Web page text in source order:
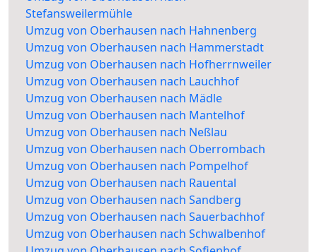
Stefansweilermühle
Umzug von Oberhausen nach Hahnenberg
Umzug von Oberhausen nach Hammerstadt
Umzug von Oberhausen nach Hofherrnweiler
Umzug von Oberhausen nach Lauchhof
Umzug von Oberhausen nach Mädle
Umzug von Oberhausen nach Mantelhof
Umzug von Oberhausen nach Neßlau
Umzug von Oberhausen nach Oberrombach
Umzug von Oberhausen nach Pompelhof
Umzug von Oberhausen nach Rauental
Umzug von Oberhausen nach Sandberg
Umzug von Oberhausen nach Sauerbachhof
Umzug von Oberhausen nach Schwalbenhof